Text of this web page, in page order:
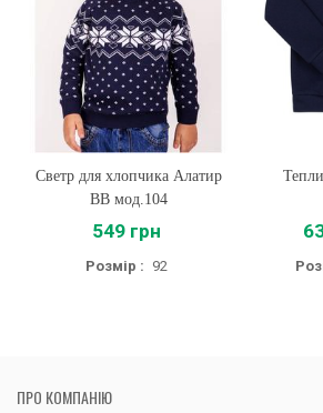
Светр для хлопчика Алатир
BB мод.104
549 грн
Розмір : 92
ПРО КОМПАНІЮ